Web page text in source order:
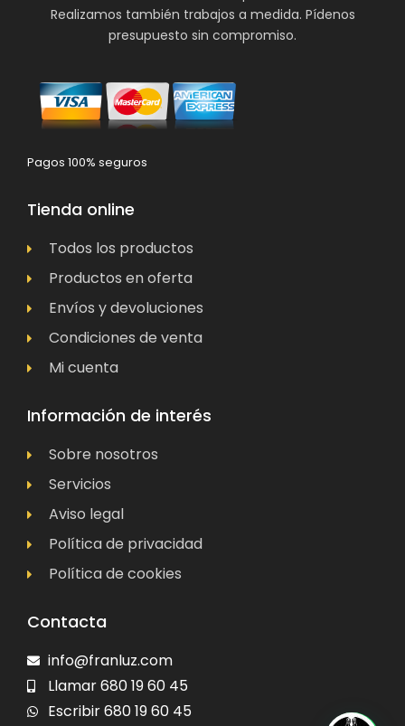
Realizamos también trabajos a medida. Pídenos
presupuesto sin compromiso.
Pagos 100% seguros
Tienda online
Todos los productos
Productos en oferta
Envíos y devoluciones
Condiciones de venta
Mi cuenta
Información de interés
Sobre nosotros
Servicios
Aviso legal
Política de privacidad
Política de cookies
Contacta
info@franluz.com
Llamar 680 19 60 45
Escribir 680 19 60 45